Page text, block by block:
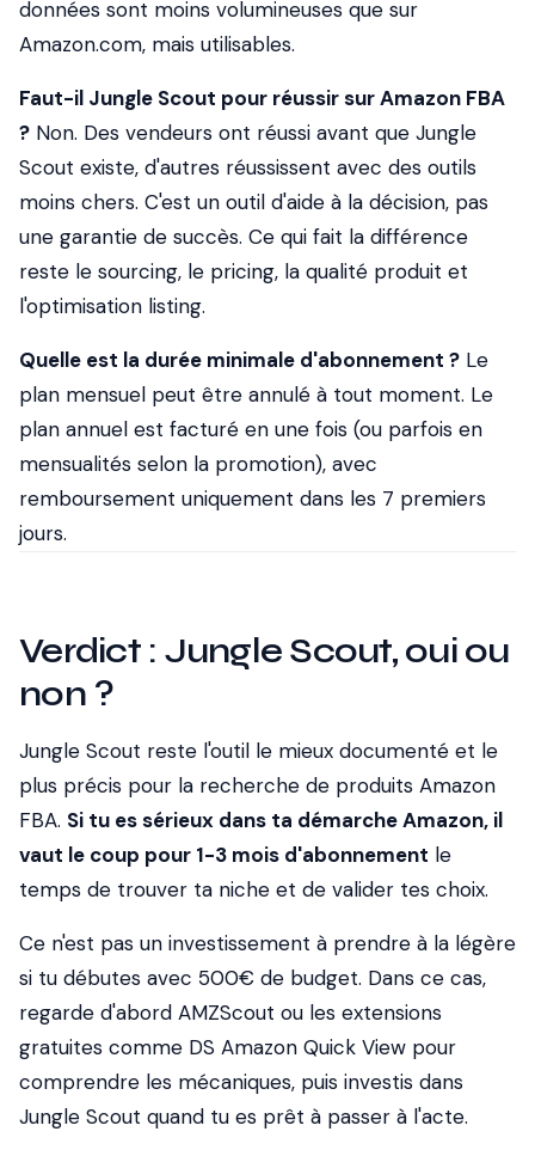
données sont moins volumineuses que sur
Amazon.com, mais utilisables.
Faut-il Jungle Scout pour réussir sur Amazon FBA
? Non. Des vendeurs ont réussi avant que Jungle
Scout existe, d'autres réussissent avec des outils
moins chers. C'est un outil d'aide à la décision, pas
une garantie de succès. Ce qui fait la différence
reste le sourcing, le pricing, la qualité produit et
l'optimisation listing.
Quelle est la durée minimale d'abonnement ? Le
plan mensuel peut être annulé à tout moment. Le
plan annuel est facturé en une fois (ou parfois en
mensualités selon la promotion), avec
remboursement uniquement dans les 7 premiers
jours.
Verdict : Jungle Scout, oui ou
non ?
Jungle Scout reste l'outil le mieux documenté et le
plus précis pour la recherche de produits Amazon
FBA. Si tu es sérieux dans ta démarche Amazon, il
vaut le coup pour 1-3 mois d'abonnement le
temps de trouver ta niche et de valider tes choix.
Ce n'est pas un investissement à prendre à la légère
si tu débutes avec 500€ de budget. Dans ce cas,
regarde d'abord AMZScout ou les extensions
gratuites comme DS Amazon Quick View pour
comprendre les mécaniques, puis investis dans
Jungle Scout quand tu es prêt à passer à l'acte.